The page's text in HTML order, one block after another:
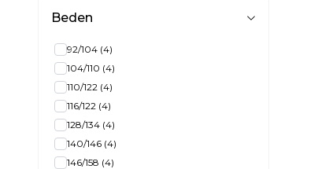
Beden
92/104 (4)
104/110 (4)
110/122 (4)
116/122 (4)
128/134 (4)
140/146 (4)
146/158 (4)